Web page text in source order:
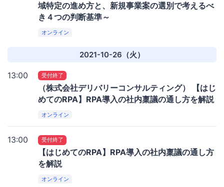
域特定の進め方と、新規事業案の選別で考えるべ
き４つの判断基準～
オンライン
2021-10-26（火）
13:00 受付終了
（株式会社デリバリーコンサルティング） 【はじ
めてのRPA】RPA導入の社内稟議の通し方を解説
オンライン
13:00 受付終了
【はじめてのRPA】RPA導入の社内稟議の通し方
を解説
オンライン